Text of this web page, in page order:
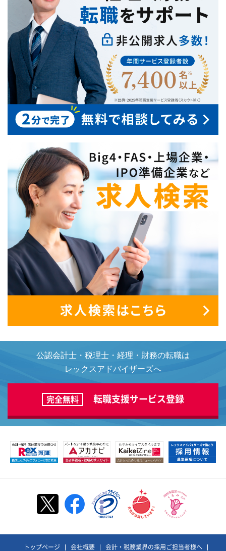
公認会計士・税理士・経理・財務の転職は
レックスアドバイザーズへ
完全無料 転職支援サービス登録
トップページ 会社概要 会計・税務業界の採用ご担当者様へ